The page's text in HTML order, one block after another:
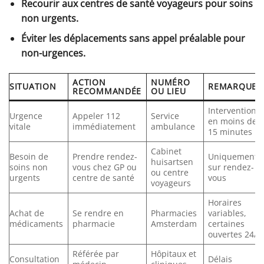
Recourir aux centres de santé voyageurs pour soins
non urgents.
Éviter les déplacements sans appel préalable pour
non-urgences.
SITUATION ACTION
RECOMMANDÉE
NUMÉRO
OU LIEU REMARQUES
Urgence
vitale
Appeler 112
immédiatement
Service
ambulance
Intervention
en moins de
15 minutes
Besoin de
soins non
urgents
Prendre rendez-
vous chez GP ou
centre de santé
Cabinet
huisartsen
ou centre
voyageurs
Uniquement
sur rendez-
vous
Achat de
médicaments
Se rendre en
pharmacie
Pharmacies
Amsterdam
Horaires
variables,
certaines
ouvertes 24/7
Consultation
Référée par
Hôpitaux et
Délais